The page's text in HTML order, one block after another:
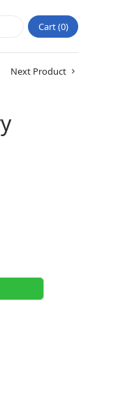
Cart 0
Next Product